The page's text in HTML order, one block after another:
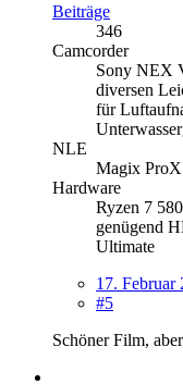
Beiträge
346
Camcorder
Sony NEX
diversen
für
NLE
Magix ProX
Hardware
Ryzen 7
genügend
Ultimate
17. Februar
#5
Schöner Film,